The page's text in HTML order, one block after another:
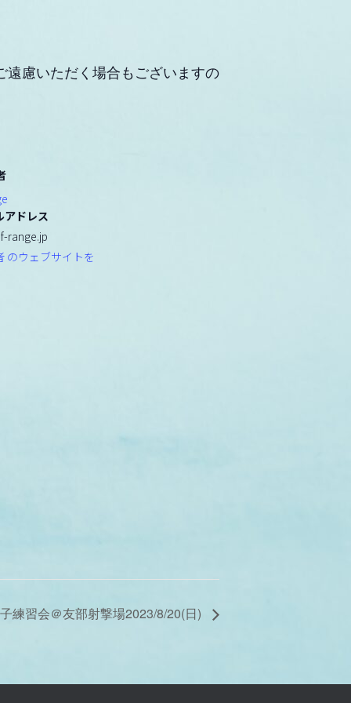
慮いただく場合もございますの
アドレス
range.jp
のウェブサイトを
練習会＠友部射撃場2023/8/20(日)